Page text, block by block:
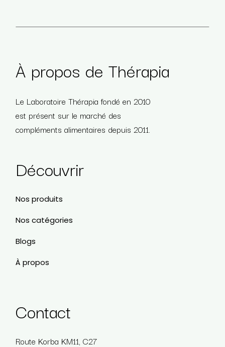
À propos de Thérapia
Le Laboratoire Thérapia fondé en 2010
est présent sur le marché des
compléments alimentaires depuis 2011.
Découvrir
Nos produits
Nos catégories
Blogs
À propos
Contact
Route Korba KM11, C27